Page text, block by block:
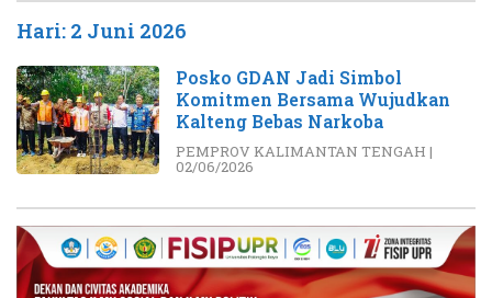
Hari: 2 Juni 2026
Posko GDAN Jadi Simbol
Komitmen Bersama Wujudkan
Kalteng Bebas Narkoba
PEMPROV KALIMANTAN TENGAH |
02/06/2026